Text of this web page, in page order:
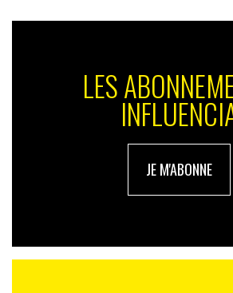
LES
JE M'ABONNE